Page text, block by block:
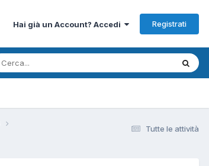
Hai già un Account? Accedi Registrati
Tutte le attività